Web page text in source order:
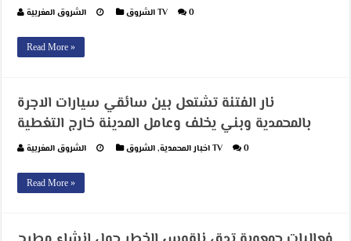
الشروق المغربية الشروق TV 0
Read More »
نار الفتنة تشتعل بين سائقي سيارات الاجرة
بالمحمدية وبني يخلف وعامل المدينة خارج التغطية
الشروق المغربية اخبار المحمدية, الشروق TV 0
Read More »